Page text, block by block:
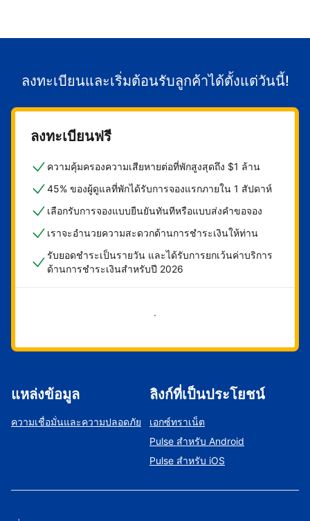
ลงทะเบียนและเริ่มต้อนรับลูกค้าได้ตั้งแต่วันนี้!
ลงทะเบียนฟรี
ความคุ้มครองความเสียหายต่อที่พักสูงสุดถึง $1 ล้าน
45% ของผู้ดูแลที่พักได้รับการจองแรกภายใน 1 สัปดาห์
เลือกรับการจองแบบยืนยันทันทีหรือแบบส่งคำขอจอง
เราจะอำนวยความสะดวกด้านการชำระเงินให้ท่าน
รับยอดชำระเป็นรายวัน และได้รับการยกเว้นค่าบริการ
ด้านการชำระเงินสำหรับปี 2026
เริ่มดำเนินการเลย
แหล่งข้อมูล
ความเชื่อมั่นและความปลอดภัย
ลิงก์ที่เป็นประโยชน์
เอกซ์ทราเน็ต
Pulse สำหรับ Android
Pulse สำหรับ iOS